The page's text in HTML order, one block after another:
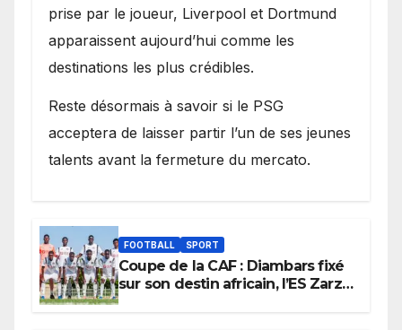
prise par le joueur, Liverpool et Dortmund
apparaissent aujourd’hui comme les
destinations les plus crédibles.
Reste désormais à savoir si le PSG
acceptera de laisser partir l’un de ses jeunes
talents avant la fermeture du mercato.
FOOTBALL SPORT
Coupe de la CAF : Diambars fixé
sur son destin africain, l’ES Zarzis